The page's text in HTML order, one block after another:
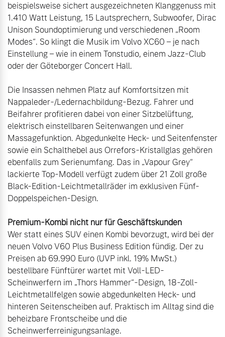
beispielsweise sichert ausgezeichneten Klanggenuss mit
1.410 Watt Leistung, 15 Lautsprechern, Subwoofer, Dirac
Unison Soundoptimierung und verschiedenen „Room
Modes“. So klingt die Musik im Volvo XC60 – je nach
Einstellung – wie in einem Tonstudio, einem Jazz-Club
oder der Göteborger Concert Hall.
Die Insassen nehmen Platz auf Komfortsitzen mit
Nappaleder-/Ledernachbildung-Bezug. Fahrer und
Beifahrer profitieren dabei von einer Sitzbelüftung,
elektrisch einstellbaren Seitenwangen und einer
Massagefunktion. Abgedunkelte Heck- und Seitenfenster
sowie ein Schalthebel aus Orrefors-Kristallglas gehören
ebenfalls zum Serienumfang. Das in „Vapour Grey“
lackierte Top-Modell verfügt zudem über 21 Zoll große
Black-Edition-Leichtmetallräder im exklusiven Fünf-
Premium-Kombi nicht nur für Geschäftskunden
Wer statt eines SUV einen Kombi bevorzugt, wird bei der
neuen Volvo V60 Plus Business Edition fündig. Der zu
Preisen ab 69.990 Euro (UVP inkl. 19% MwSt.)
bestellbare Fünftürer wartet mit Voll-LED-
Scheinwerfern im „Thors Hammer“-Design, 18-Zoll-
Leichtmetallfelgen sowie abgedunkelten Heck- und
hinteren Seitenscheiben auf. Praktisch im Alltag sind die
beheizbare Frontscheibe und die
Scheinwerferreinigungsanlage.